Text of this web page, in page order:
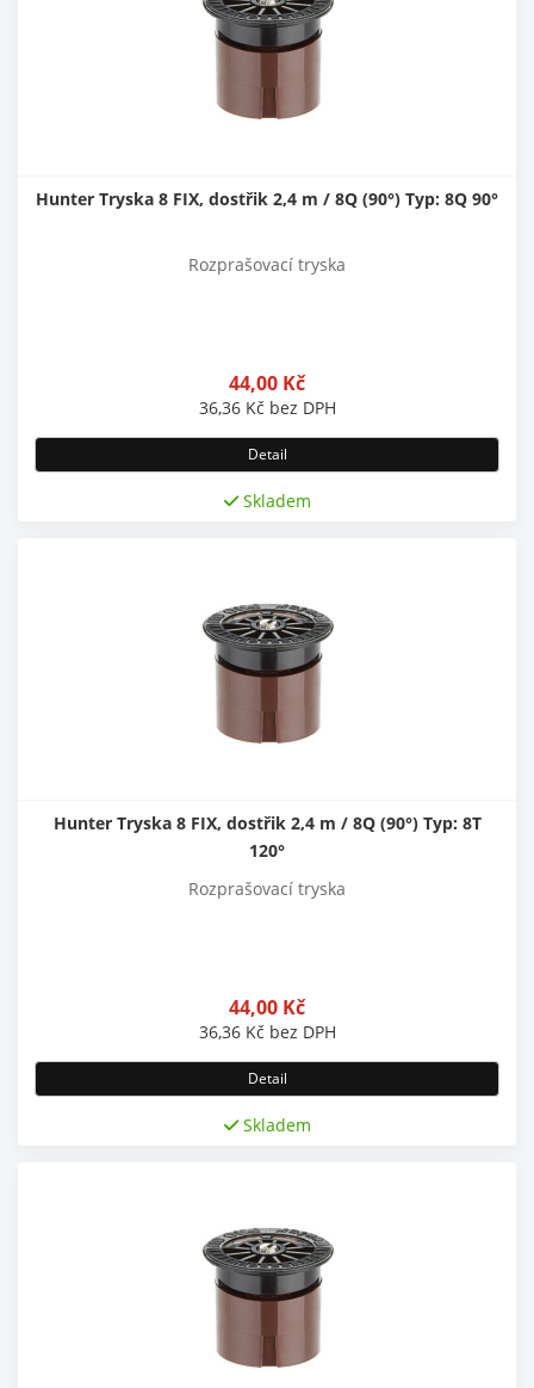
Hunter Tryska 8 FIX, dostřik 2,4 m / 8Q (90°) Typ: 8Q 90°
Rozprašovací tryska
44,00 Kč
36,36 Kč bez DPH
Detail
Skladem
Hunter Tryska 8 FIX, dostřik 2,4 m / 8Q (90°) Typ: 8T
120°
Rozprašovací tryska
44,00 Kč
36,36 Kč bez DPH
Detail
Skladem